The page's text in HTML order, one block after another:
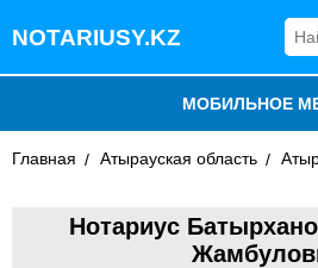
NOTARIUSY.KZ
МОБИЛЬНОЕ
БЛОГ
ДОБАВИТЬ КОМПАНИЮ
Главная Атырауская область
Нотариус